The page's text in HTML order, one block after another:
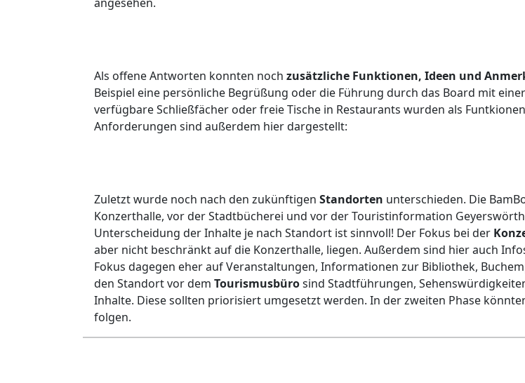
Als offene Antworten konnten noch zusätzliche Funktionen, Ideen und
Beispiel eine persönliche Begrüßung oder die Führung durch das Board mit
verfügbare Schließfächer oder freie Tische in Restaurants wurden als
Anforderungen sind außerdem hier dargestellt:
Zuletzt wurde noch nach den zukünftigen Standorten unterschieden. Die
Konzerthalle, vor der Stadtbücherei und vor der Touristinformation
Unterscheidung der Inhalte je nach Standort ist sinnvoll! Der Fokus bei der
aber nicht beschränkt auf die Konzerthalle, liegen. Außerdem sind hier auch
Fokus dagegen eher auf Veranstaltungen, Informationen zur Bibliothek,
den Standort vor dem Tourismusbürosind Stadtführungen,
Inhalte. Diese sollten priorisiert umgesetzt werden. In der zweiten Phase
folgen.